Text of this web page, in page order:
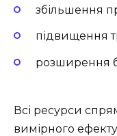
збільшення
підвищення
розширення
Всі ресурси
вимірного